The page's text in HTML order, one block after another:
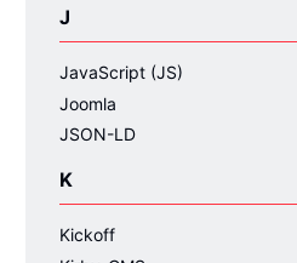
J
JavaScript (JS)
Joomla
JSON-LD
K
Kickoff